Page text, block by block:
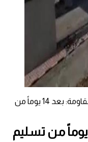
مصدر في المقاومة: بعد 14 يوماً من
مصدر في المقاومة: بعد 14 يوماً من تسليم